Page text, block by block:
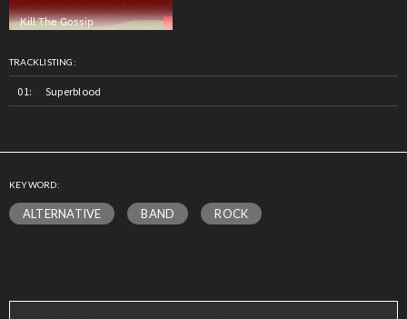
TRACKLISTING:
Superblood
KEYWORD:
ALTERNATIVE BAND ROCK